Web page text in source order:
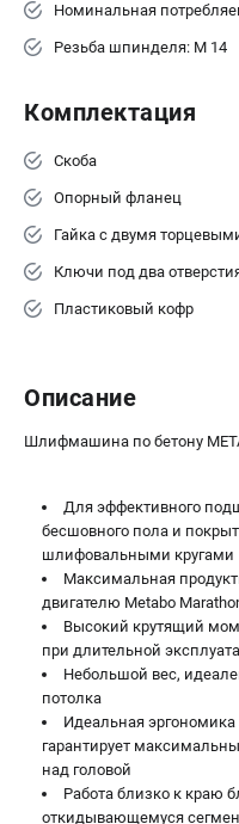
+7
Информация размещённая
Режим
+7 (911) 360-06-
Номинальная
Резьба шпинделя: M 14
Комплектация
Скоба
Опорный фланец
Гайка с двумя
Ключи под два
Пластиковый кофр
Описание
Шлифмашина по бетону
Для эффективного
бесшовного пола и
шлифовальными кругами
Максимальная
двигателю Metabo
Высокий крутящий
при длительной
Небольшой вес,
потолка
Идеальная эргономика
гарантирует
над головой
Работа близко к краю
откидывающемуся